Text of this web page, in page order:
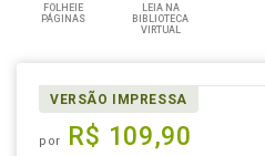
FOLHEIE
PÁGINAS
LEIA NA
BIBLIOTECA
VIRTUAL
VERSÃO IMPRESSA
por R$ 109,90